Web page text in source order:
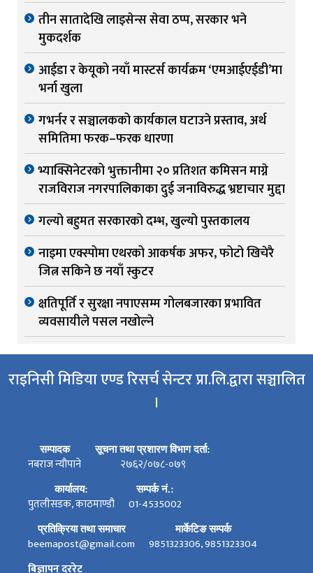
तीन सातादेखि लाइसेन्स सेवा ठप्प, सरकार भने
मुकदर्शक
आईडा र केयूको नयाँ मास्टर्स कार्यक्रम ‘एमआईएईडी’मा
भर्ना खुला
गभर्नर र सञ्चालकको कार्यकाल घटाउने प्रस्ताव, अर्थ
समितिमा फरक–फरक धारणा
भ्याक्सिनेटरको भुक्तानीमा २० प्रतिशत कमिसन माग्ने
राजविराज नगरपालिकाका दुई जनाविरुद्ध भ्रष्टाचार मुद्दा
गल्यो बहुमत सरकारको दम्भ, खुल्यो पुस्तकालय
नाइमा एक्स्पोमा एथरको आकर्षक अफर, फोटो खिचेरै
जित्न सकिने छ नयाँ स्कुटर
क्षतिपूर्ति र सुरक्षा नपाएसम्म गोलबजारका प्रभावित
व्यवसायीले पसल नखोल्ने
राइनिसी मिडिया एण्ड रिसर्च सेन्टर प्रा.लि.द्वारा सञ्चालित
।
सम्पादक
नबराज न्यौपाने
सूचना तथा प्रशारण विभाग दर्ता:
२७६२/०७८-०७९
कार्यालय:
पुतलीसडक, काठमाण्डौ
सम्पर्क नं.:
01-4535002
प्रतिक्रिया तथा समाचार
beemapost@gmail.com
मार्केटिङ सम्पर्क
9851323306, 9851323304
बिज्ञापन दररेट